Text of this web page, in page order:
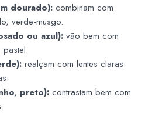
dourado): combinam com
verde-musgo.
ou azul): vão bem com
realçam com lentes claras
preto): contrastam bem com